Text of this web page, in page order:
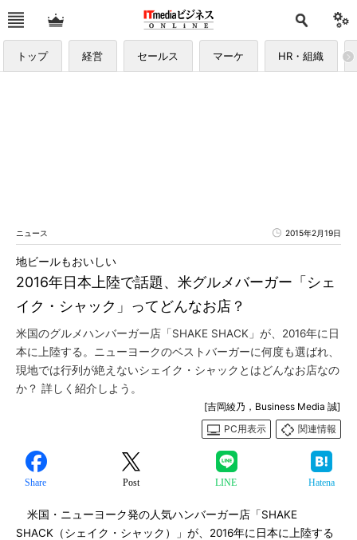
トップ 経営 セールス マーケ HR・組織
ニュース 2015年2月19日
2016年日本上陸で話題、米グルメバーガー「シェ
イク・シャック」ってどんなお店？
地ビールもおいしい
米国のグルメハンバーガー店「SHAKE SHACK」が、2016年に日
本に上陸する。ニューヨークのベストバーガーに何度も選ばれ、
現地では行列が絶えないシェイク・シャックとはどんなお店なの
か？ 詳しく紹介しよう。
[吉岡綾乃，Business Media 誠]
PC用表示
関連情報
Share Post LINE Hatena
米国・ニューヨーク発の人気ハンバーガー店「SHAKE
SHACK（シェイク・シャック）」が、2016年に日本に上陸する